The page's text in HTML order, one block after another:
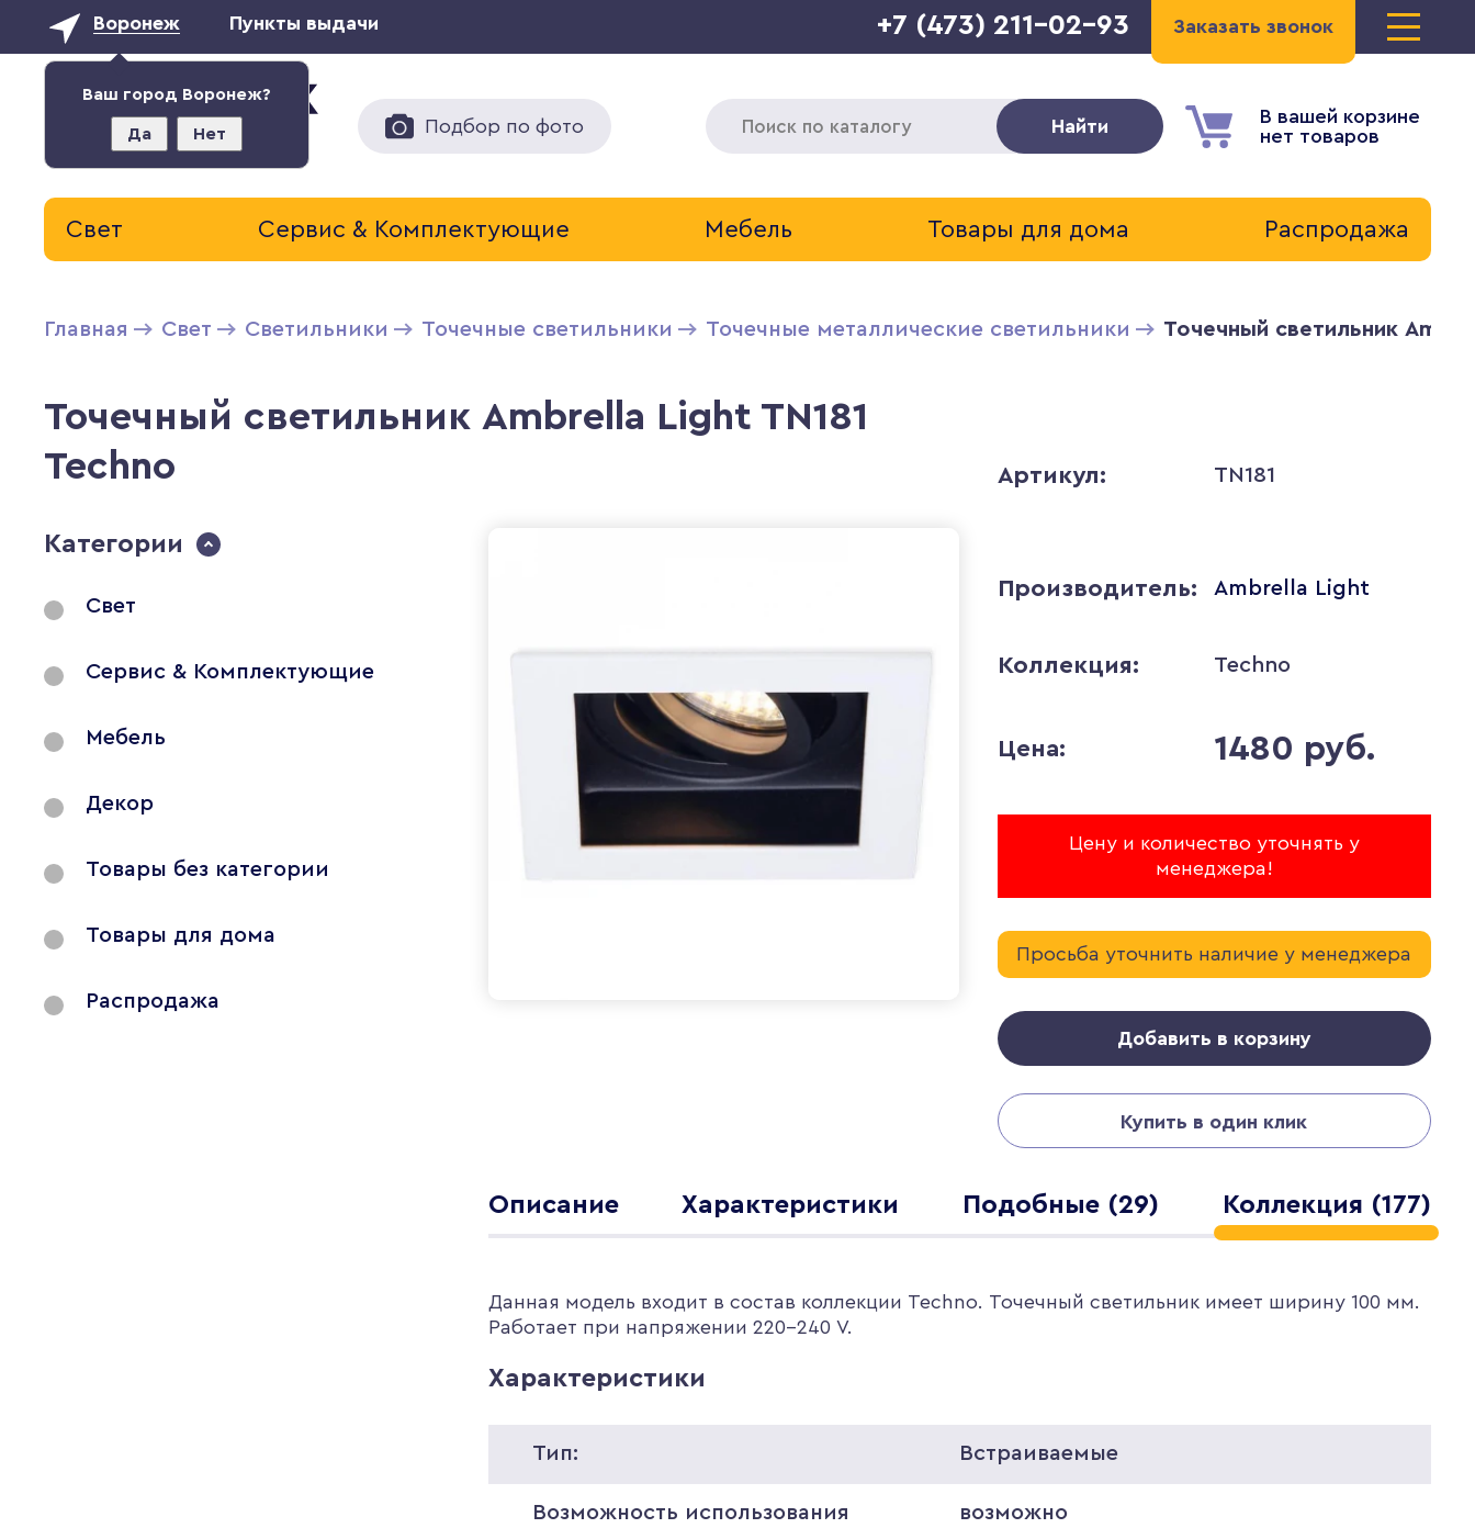
Воронеж
Ваш город Воронеж?
Да Нет
Пункты выдачи Заказать звонок
+7 (473) 211-02-93
Подбор по фото
В вашей корзине
нет товаров
Найти
Свет Сервис & Комплектующие Мебель Товары для дома Распродажа
Главная Свет Светильники Точечные светильники Точечные металлические светильники Точечный светильник
Точечный светильник Ambrella Light TN181
Techno
Категории
Свет
Сервис & Комплектующие
Мебель
Декор
Товары без категории
Товары для дома
Распродажа
Артикул: TN181
Производитель: Ambrella Light
Коллекция: Techno
Цена: 1480 руб.
Цену и количество уточнять у
менеджера!
Просьба уточнить наличие у менеджера
Добавить в корзину
Купить в один клик
Описание Характеристики Подобные (29) Коллекция (177)
Данная модель входит в состав коллекции Techno. Точечный светильник имеет ширину 100 мм.
Работает при напряжении 220-240 V.
Характеристики
Тип: Встраиваемые
Возможность использования
возможно